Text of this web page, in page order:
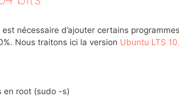
nécessaire d’ajouter certains
Nous traitons ici la version Ubuntu LTS
en root (sudo -s)